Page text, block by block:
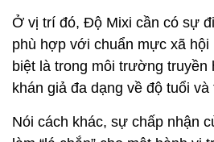
Ở vị trí đó, Độ Mixi cần có sự
phù hợp với chuẩn mực xã
biệt là trong môi trường truyền
khán giả đa dạng về độ tuổi và
Nói cách khác, sự chấp nhận